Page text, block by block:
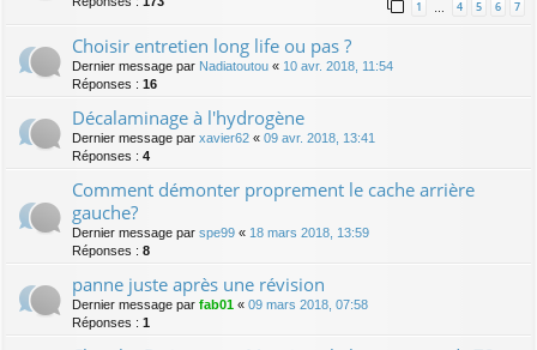
1 … 4 5 6 7
Choisir entretien long life ou pas ?
Dernier message par Nadiatoutou « 10 avr. 2018, 11:54
Réponses : 16
Décalaminage à l'hydrogène
Dernier message par xavier62 « 09 avr. 2018, 13:41
Réponses : 4
Comment démonter proprement le cache arrière
gauche?
Dernier message par spe99 « 18 mars 2018, 13:59
Réponses : 8
panne juste après une révision
Dernier message par fab01 « 09 mars 2018, 07:58
Réponses : 1